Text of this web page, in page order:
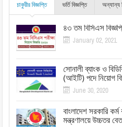
চাকুরীর বিজ্ঞপ্তি ভর্তি বিজ্ঞপ্তি অন্যান্য
৪৩ তম বিসিএস
January 02, 2021
সোনালী ব্যাংক ও
(আইটি) পদে নিয়োগ
June 30, 2020
বাংলাদেশ সরকারি
মন্ত্রণালয়ে উচ্চতর